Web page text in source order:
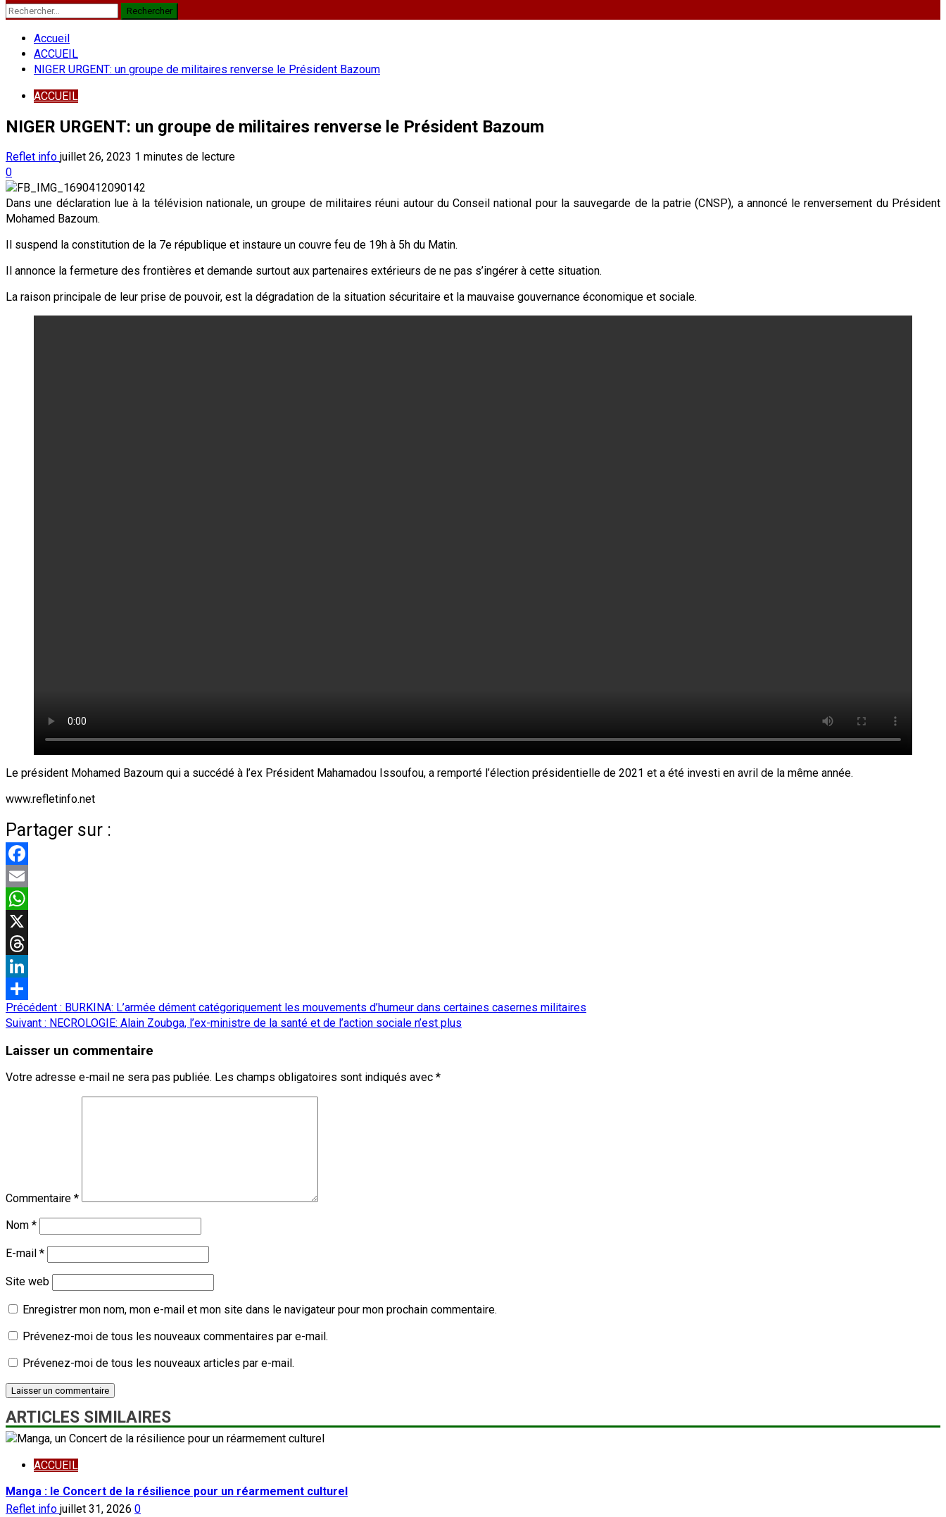
Rechercher :
Accueil
ACCUEIL
NIGER URGENT: un groupe de militaires renverse le Président Bazoum
ACCUEIL
NIGER URGENT: un groupe de militaires renverse le Président Bazoum
Reflet info juillet 26, 2023 1 minutes de lecture
0
Dans une déclaration lue à la télévision nationale, un groupe de militaires réuni autour du Conseil national pour la sauvegarde de la patrie (CNSP), a annoncé le renversement du Président
Mohamed Bazoum.
Il suspend la constitution de la 7e république et instaure un couvre feu de 19h à 5h du Matin.
Il annonce la fermeture des frontières et demande surtout aux partenaires extérieurs de ne pas s’ingérer à cette situation.
La raison principale de leur prise de pouvoir, est la dégradation de la situation sécuritaire et la mauvaise gouvernance économique et sociale.
Le président Mohamed Bazoum qui a succédé à l’ex Président Mahamadou Issoufou, a remporté l’élection présidentielle de 2021 et a été investi en avril de la même année.
www.refletinfo.net
Partager sur :
Facebook
Email
WhatsApp
X
Threads
LinkedIn
Partager
Navigation
d’article
Précédent : BURKINA: L’armée dément catégoriquement les mouvements d’humeur dans certaines casernes militaires
Suivant : NECROLOGIE: Alain Zoubga, l’ex-ministre de la santé et de l’action sociale n’est plus
Laisser un commentaire
Votre adresse e-mail ne sera pas publiée. Les champs obligatoires sont indiqués avec *
Commentaire *
Nom *
E-mail *
Site web
Enregistrer mon nom, mon e-mail et mon site dans le navigateur pour mon prochain commentaire.
Prévenez-moi de tous les nouveaux commentaires par e-mail.
Prévenez-moi de tous les nouveaux articles par e-mail.
ARTICLES SIMILAIRES
ACCUEIL
Manga : le Concert de la résilience pour un réarmement culturel
Reflet info juillet 31, 2026 0